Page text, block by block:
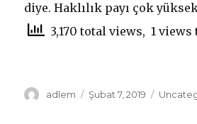
diye. Haklılık payı çok
3,170 total views, 1 views
Yazar
adlem
Yayın
Şubat 7, 2019